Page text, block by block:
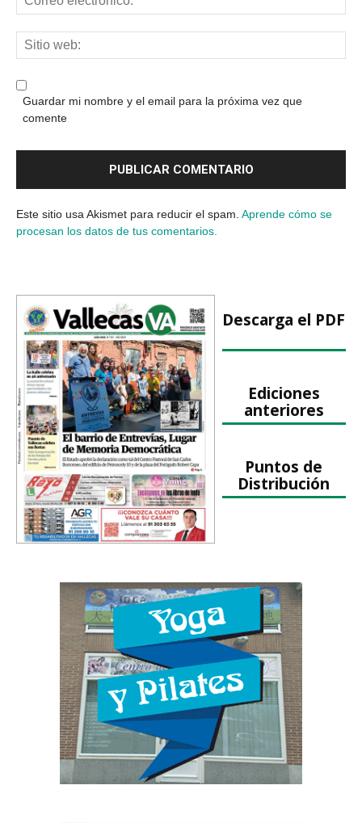
Guardar mi nombre y el email para la próxima vez que
comente
Este sitio usa Akismet para reducir el spam. Aprende cómo se
procesan los datos de tus comentarios.
Descarga el PDF
Ediciones
anteriores
Puntos de
Distribución